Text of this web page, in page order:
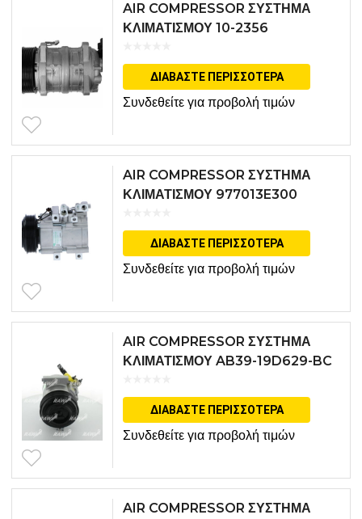
AIR COMPRESSOR ΣΥΣΤΗΜΑ
ΚΛΙΜΑΤΙΣΜΟΥ 10-2356
ΔΙΑΒΆΣΤΕ ΠΕΡΙΣΣΌΤΕΡΑ
Συνδεθείτε για προβολή τιμών
AIR COMPRESSOR ΣΥΣΤΗΜΑ
ΚΛΙΜΑΤΙΣΜΟΥ 977013E300
ΔΙΑΒΆΣΤΕ ΠΕΡΙΣΣΌΤΕΡΑ
Συνδεθείτε για προβολή τιμών
AIR COMPRESSOR ΣΥΣΤΗΜΑ
ΚΛΙΜΑΤΙΣΜΟΥ AB39-19D629-BC
ΔΙΑΒΆΣΤΕ ΠΕΡΙΣΣΌΤΕΡΑ
Συνδεθείτε για προβολή τιμών
AIR COMPRESSOR ΣΥΣΤΗΜΑ